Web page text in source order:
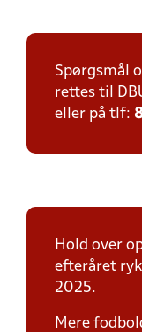
Spørgsmål
rettes til
eller på tlf:
Hold over
efteråret
2025.
Mere